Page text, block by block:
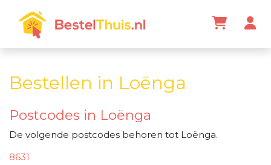
Bestellen in Loënga
Postcodes in Loënga
De volgende postcodes behoren tot Loënga.
8631